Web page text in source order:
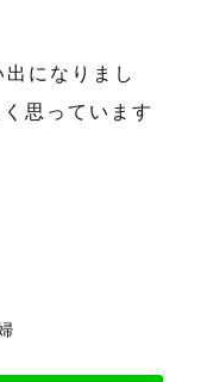
になりまし
思っています